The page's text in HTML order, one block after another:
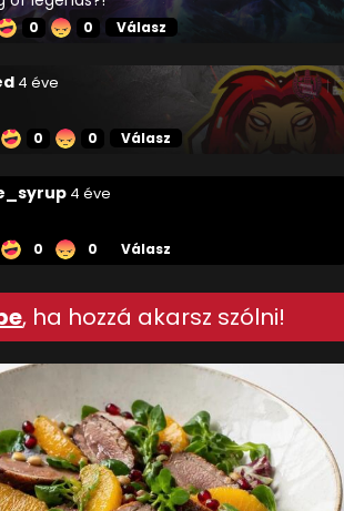
0 0 Válasz
4 éve
0 0 Válasz
4 éve
0 0 Válasz
, ha hozzá akarsz szólni!